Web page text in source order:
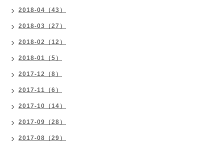
2018-04（43）
2018-03（27）
2018-02（12）
2018-01（5）
2017-12（8）
2017-11（6）
2017-10（14）
2017-09（28）
2017-08（29）